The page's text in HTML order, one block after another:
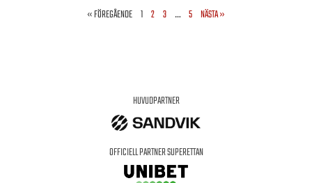
« FÖREGÅENDE 1 2 3 … 5 NÄSTA »
HUVUDPARTNER
OFFICIELL PARTNER SUPERETTAN